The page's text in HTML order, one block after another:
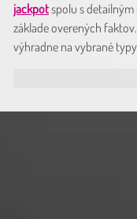
jackpot spolu s
základe overených
výhradne na vybrané